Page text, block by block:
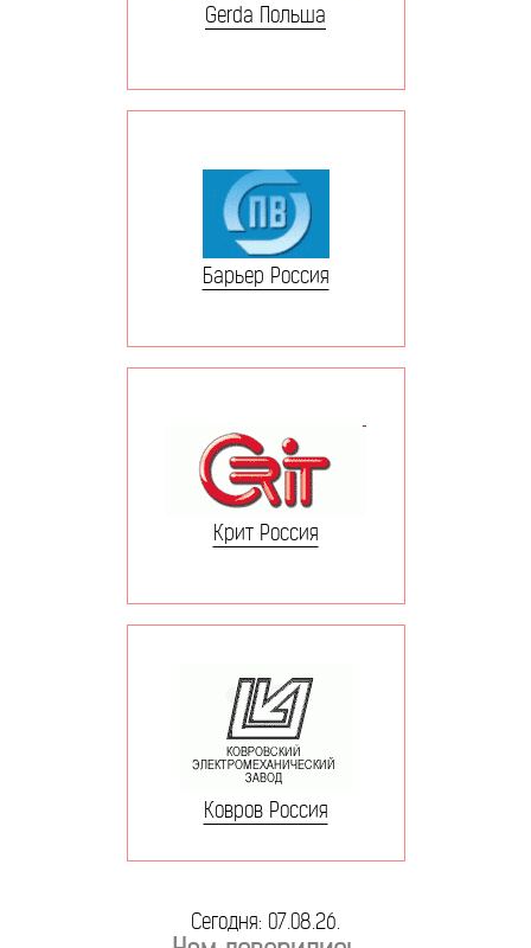
Gerda Польша
Барьер Россия
Крит Россия
Ковров Россия
Сегодня: 07.08.26.